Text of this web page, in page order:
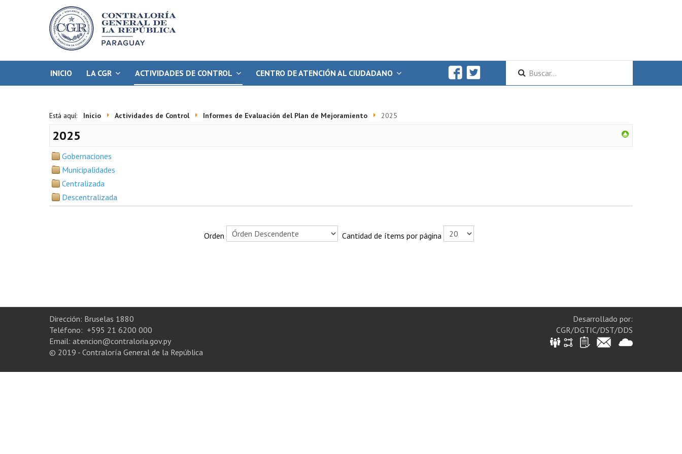
INICIO LA CGR ACTIVIDADES DE CONTROL CENTRO DE ATENCIÓN AL CIUDADANO
Está aquí: Inicio Actividades de Control Informes de Evaluación del Plan de Mejoramiento 2025
2025
Gobernaciones
Municipalidades
Centralizada
Descentralizada
Orden Cantidad de ítems por página
Dirección: Bruselas 1880
Teléfono: +595 21 6200 000
Email: atencion@contraloria.gov.py
© 2019 - Contraloría General de la República
Desarrollado por:
CGR/DGTIC/DST/DDS